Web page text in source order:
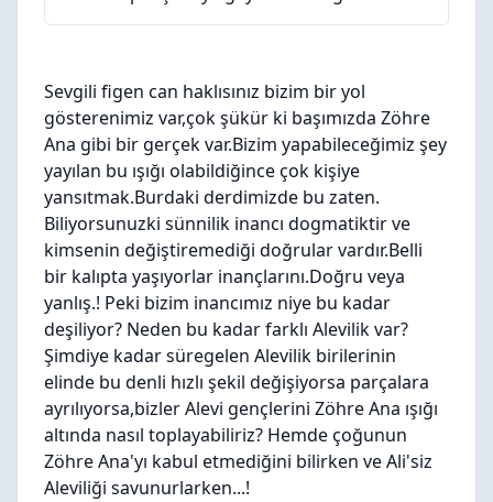
Sevgili figen can haklısınız bizim bir yol
gösterenimiz var,çok şükür ki başımızda Zöhre
Ana gibi bir gerçek var.Bizim yapabileceğimiz şey
yayılan bu ışığı olabildiğince çok kişiye
yansıtmak.Burdaki derdimizde bu zaten.
Biliyorsunuzki sünnilik inancı dogmatiktir ve
kimsenin değiştiremediği doğrular vardır.Belli
bir kalıpta yaşıyorlar inançlarını.Doğru veya
yanlış.! Peki bizim inancımız niye bu kadar
deşiliyor? Neden bu kadar farklı Alevilik var?
Şimdiye kadar süregelen Alevilik birilerinin
elinde bu denli hızlı şekil değişiyorsa parçalara
ayrılıyorsa,bizler Alevi gençlerini Zöhre Ana ışığı
altında nasıl toplayabiliriz? Hemde çoğunun
Zöhre Ana'yı kabul etmediğini bilirken ve Ali'siz
Aleviliği savunurlarken...!